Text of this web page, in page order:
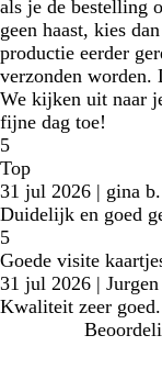
als je de bestelling
geen haast, kies
productie eerder
verzonden worden.
We kijken uit naar
fijne dag toe!
5
Top
31 jul 2026 | gina b.
Duidelijk en goed
5
Goede visite
31 jul 2026 |
Kwaliteit zeer goed.